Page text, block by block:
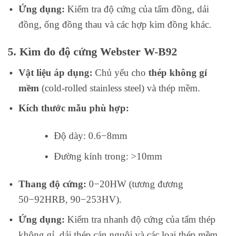
Ứng dụng: Kiểm tra độ cứng của tấm đồng, dải
đồng, ống đồng thau và các hợp kim đồng khác.
5. Kìm đo độ cứng Webster W-B92
Vật liệu áp dụng: Chủ yếu cho thép không gỉ
mềm (cold-rolled stainless steel) và thép mềm.
Kích thước mẫu phù hợp:
Độ dày: 0.6−8mm
Đường kính trong: >10mm
Thang độ cứng: 0−20HW(tương đương
50−92HRB, 90−253HV).
Ứng dụng: Kiểm tra nhanh độ cứng của tấm thép